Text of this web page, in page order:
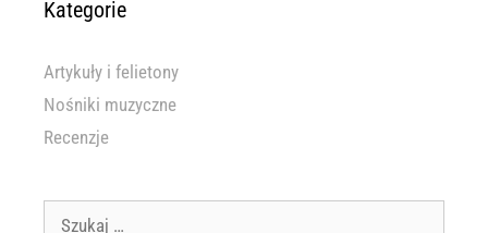
Kategorie
Artykuły i felietony
Nośniki muzyczne
Recenzje
Szukaj: